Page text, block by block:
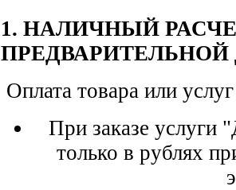
1. НАЛИЧНЫЙ
Оплата товара или
При заказе услуги
только в рублях